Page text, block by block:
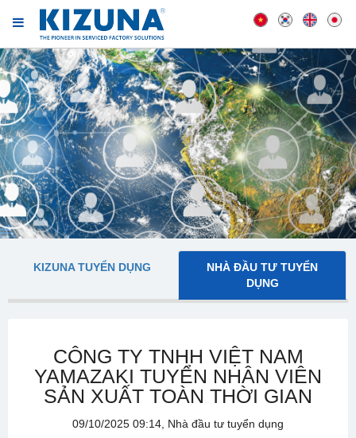
KIZUNA TUYỂN DỤNG
NHÀ ĐẦU TƯ TUYỂN
DỤNG
CÔNG TY TNHH VIỆT NAM
YAMAZAKI TUYỂN NHÂN VIÊN
SẢN XUẤT TOÀN THỜI GIAN
09/10/2025 09:14, Nhà đầu tư tuyển dụng